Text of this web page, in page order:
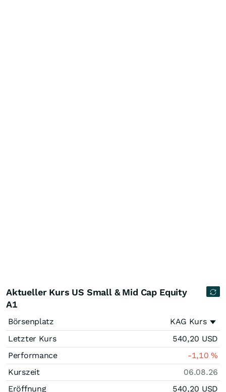
Aktueller Kurs US Small & Mid Cap Equity
A1
Börsenplatz
KAG Kurs
Letzter Kurs
540,20 USD
Performance
-1,10%
Kurszeit
06.08.26
Eröffnung
540,20 USD